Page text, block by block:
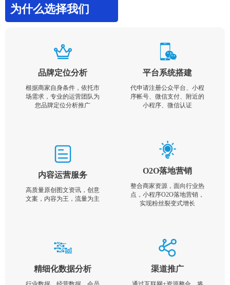
为什么选择我们
品牌定位分析
根据商家自身条件，依托市
场需求，专业的运营团队为
您品牌定位分析推广
平台系统搭建
代申请注册公众平台、小程
序帐号、微信支付、附近的
小程序、微信认证
内容运营服务
高质量原创图文资讯，创意
文案，内容为王，流量为主
O2O落地营销
整合商家资源，面向行业热
点，小程序O2O落地营销，
实现粉丝裂变式增长
精细化数据分析 渠道推广